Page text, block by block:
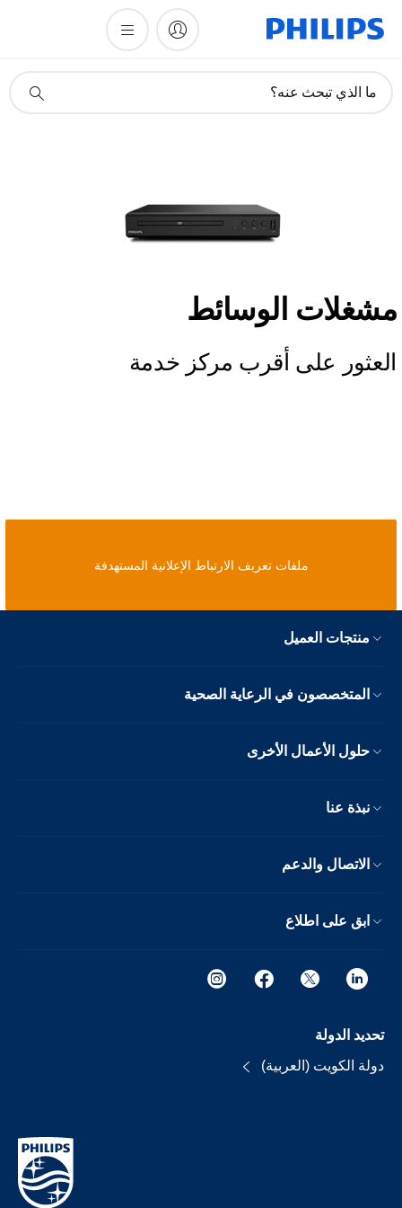
دعم
ما الذي تبحث عنه؟
مشغلات الوسائط
العثور على أقرب مركز خدمة
ملفات تعريف الارتباط الإعلانية المستهدفة
منتجات العميل
المتخصصون في الرعاية الصحية
حلول الأعمال الأخرى
نبذة عنا
الاتصال والدعم
ابق على اطلاع
تحديد الدولة
دولة الكويت (العربية)